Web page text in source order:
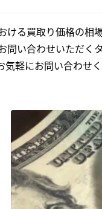
ける買取り価格の相
問い合わせいただく
軽にお問い合わせく